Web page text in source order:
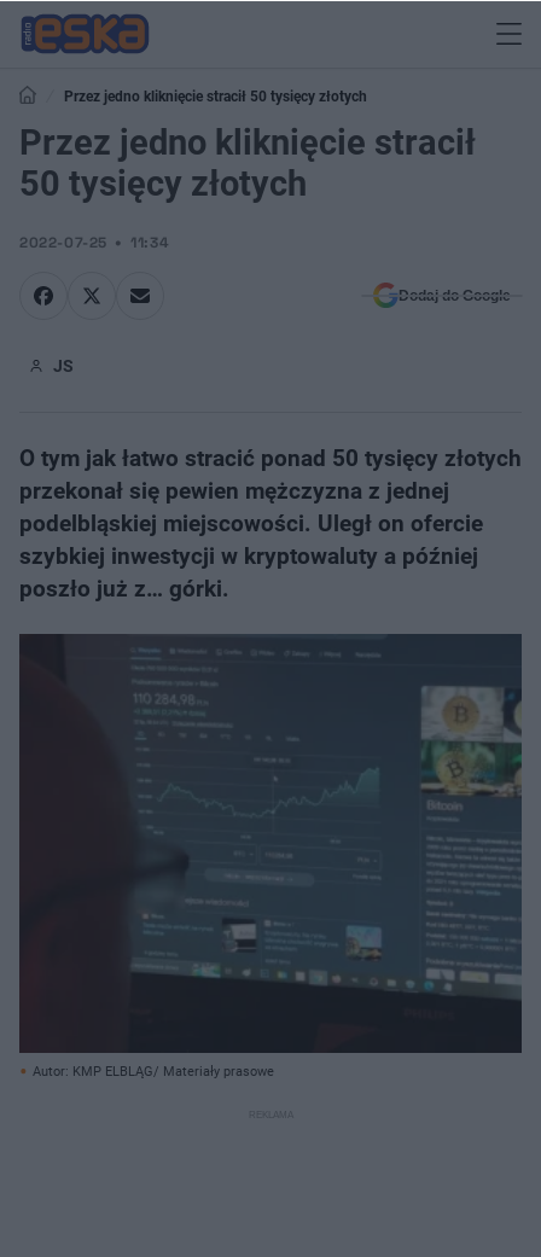
Przez jedno kliknięcie stracił 50 tysięcy złotych
Przez jedno kliknięcie stracił
50 tysięcy złotych
2022-07-25 11:34
Dodaj do Google
JS
O tym jak łatwo stracić ponad 50 tysięcy złotych
przekonał się pewien mężczyzna z jednej
podelbląskiej miejscowości. Uległ on ofercie
szybkiej inwestycji w kryptowaluty a później
poszło już z… górki.
Autor: KMP ELBLĄG/ Materiały prasowe